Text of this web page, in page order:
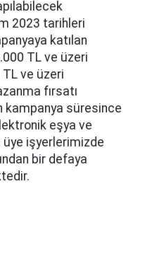
2023 tarihleri
katılan
TL ve üzeri
ve üzeri
fırsatı
kampanya süresince
eşya ve
işyerlerimizde
bir defaya